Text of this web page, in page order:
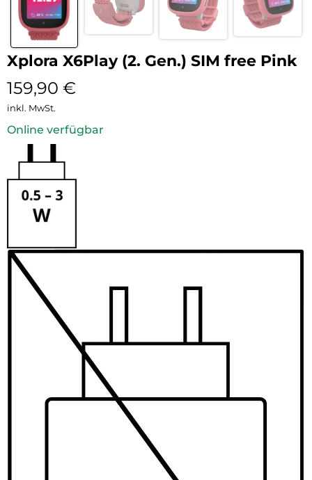
Xplora X6Play (2. Gen.) SIM free Pink
159,90 €
inkl. MwSt.
Online verfügbar